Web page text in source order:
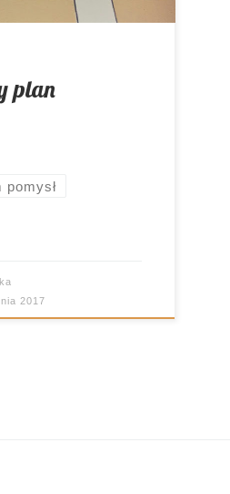
plan
pomysł
2017